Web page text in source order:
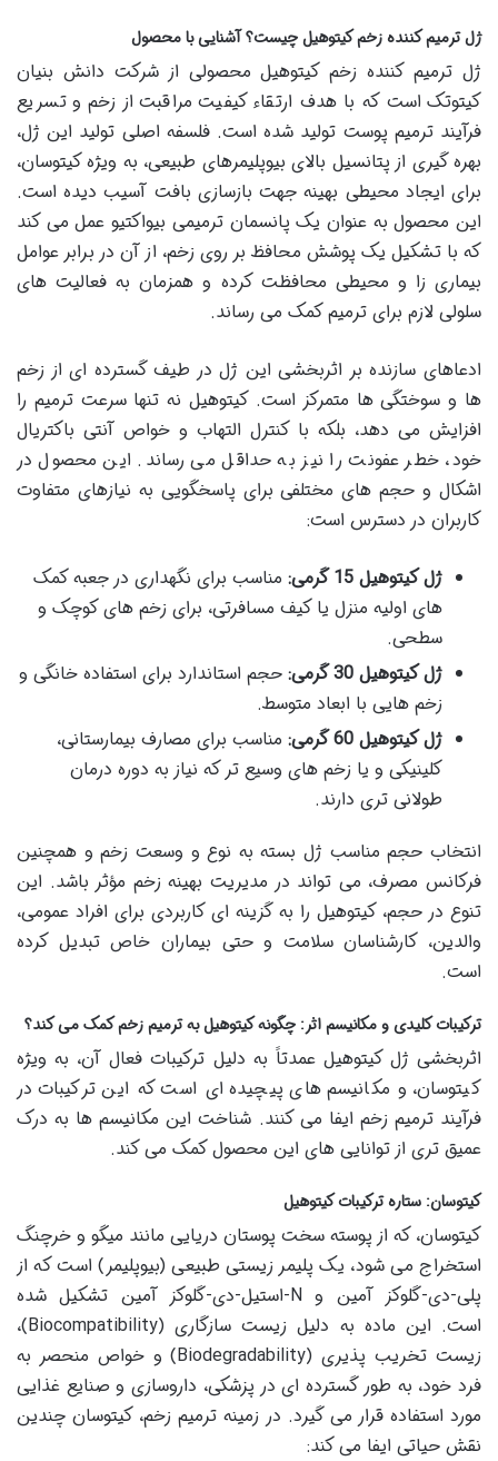
ژل ترمیم کننده زخم کیتوهیل چیست؟ آشنایی با محصول
ژل ترمیم کننده زخم کیتوهیل محصولی از شرکت دانش بنیان
کیتوتک است که با هدف ارتقاء کیفیت مراقبت از زخم و تسریع
فرآیند ترمیم پوست تولید شده است. فلسفه اصلی تولید این ژل،
بهره گیری از پتانسیل بالای بیوپلیمرهای طبیعی، به ویژه کیتوسان،
برای ایجاد محیطی بهینه جهت بازسازی بافت آسیب دیده است.
این محصول به عنوان یک پانسمان ترمیمی بیواکتیو عمل می کند
که با تشکیل یک پوشش محافظ بر روی زخم، از آن در برابر عوامل
بیماری زا و محیطی محافظت کرده و همزمان به فعالیت های
سلولی لازم برای ترمیم کمک می رساند.
ادعاهای سازنده بر اثربخشی این ژل در طیف گسترده ای از زخم
ها و سوختگی ها متمرکز است. کیتوهیل نه تنها سرعت ترمیم را
افزایش می دهد، بلکه با کنترل التهاب و خواص آنتی باکتریال
خود، خطر عفونت را نیز به حداقل می رساند. این محصول در
اشکال و حجم های مختلفی برای پاسخگویی به نیازهای متفاوت
کاربران در دسترس است:
ژل کیتوهیل 15 گرمی:
مناسب برای نگهداری در جعبه کمک
های اولیه منزل یا کیف مسافرتی، برای زخم های کوچک و
سطحی.
ژل کیتوهیل 30 گرمی:
حجم استاندارد برای استفاده خانگی و
زخم هایی با ابعاد متوسط.
ژل کیتوهیل 60 گرمی:
مناسب برای مصارف بیمارستانی،
کلینیکی و یا زخم های وسیع تر که نیاز به دوره درمان
طولانی تری دارند.
انتخاب حجم مناسب ژل بسته به نوع و وسعت زخم و همچنین
فرکانس مصرف، می تواند در مدیریت بهینه زخم مؤثر باشد. این
تنوع در حجم، کیتوهیل را به گزینه ای کاربردی برای افراد عمومی،
والدین، کارشناسان سلامت و حتی بیماران خاص تبدیل کرده
است.
ترکیبات کلیدی و مکانیسم اثر: چگونه کیتوهیل به ترمیم زخم کمک می کند؟
اثربخشی ژل کیتوهیل عمدتاً به دلیل ترکیبات فعال آن، به ویژه
کیتوسان، و مکانیسم های پیچیده ای است که این ترکیبات در
فرآیند ترمیم زخم ایفا می کنند. شناخت این مکانیسم ها به درک
عمیق تری از توانایی های این محصول کمک می کند.
کیتوسان: ستاره ترکیبات کیتوهیل
کیتوسان، که از پوسته سخت پوستان دریایی مانند میگو و خرچنگ
استخراج می شود، یک پلیمر زیستی طبیعی (بیوپلیمر) است که از
پلی-دی-گلوکز آمین و N-استیل-دی-گلوکز آمین تشکیل شده
است. این ماده به دلیل زیست سازگاری (Biocompatibility)،
زیست تخریب پذیری (Biodegradability) و خواص منحصر به
فرد خود، به طور گسترده ای در پزشکی، داروسازی و صنایع غذایی
مورد استفاده قرار می گیرد. در زمینه ترمیم زخم، کیتوسان چندین
نقش حیاتی ایفا می کند: